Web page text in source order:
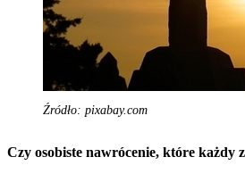
Źródło: pixabay.com
Czy osobiste nawrócenie, które każdy